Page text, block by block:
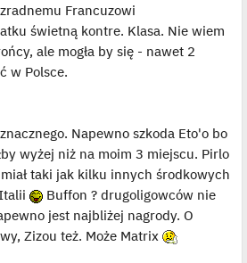
Francuzowi
świetną kontre. Klasa. Nie wiem
ale mogła by się - nawet 2
w Polsce.
Napewno szkoda Eto'o bo
wyżej niż na moim 3 miejscu. Pirlo
taki jak kilku innych środkowych
Buffon ? drugoligowców nie
jest najbliżej nagrody. O
Zizou też. Może Matrix